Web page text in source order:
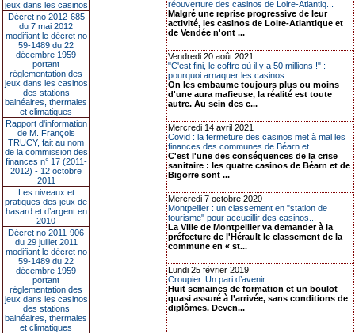
jeux dans les casinos
Décret no 2012-685
du 7 mai 2012
modifiant le décret no
59-1489 du 22
décembre 1959
portant
réglementation des
jeux dans les casinos
des stations
balnéaires, thermales
et climatiques
Rapport d'information
de M. François
TRUCY, fait au nom
de la commission des
finances n° 17 (2011-
2012) - 12 octobre
2011
Les niveaux et
pratiques des jeux de
hasard et d’argent en
2010
Décret no 2011-906
du 29 juillet 2011
modifiant le décret no
59-1489 du 22
décembre 1959
portant
réglementation des
jeux dans les casinos
des stations
balnéaires, thermales
et climatiques
réouverture des casinos de Loire-Atlantiq...
Malgré une reprise progressive de leur
activité, les casinos de Loire-Atlantique et
de Vendée n'ont ...
Vendredi 20 août 2021
"C'est fini, le coffre où il y a 50 millions !" :
pourquoi arnaquer les casinos ...
On les embaume toujours plus ou moins
d'une aura mafieuse, la réalité est toute
autre. Au sein des c...
Mercredi 14 avril 2021
Covid : la fermeture des casinos met à mal les
finances des communes de Béarn et...
C'est l'une des conséquences de la crise
sanitaire : les quatre casinos de Béarn et de
Bigorre sont ...
Mercredi 7 octobre 2020
Montpellier : un classement en "station de
tourisme" pour accueillir des casinos...
La Ville de Montpellier va demander à la
préfecture de l'Hérault le classement de la
commune en « st...
Lundi 25 février 2019
Croupier. Un pari d’avenir
Huit semaines de formation et un boulot
quasi assuré à l’arrivée, sans conditions de
diplômes. Deven...